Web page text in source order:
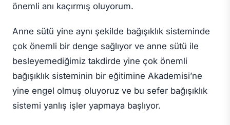
önemli anı kaçırmış oluyorum.
Anne sütü yine aynı şekilde bağışıklık sisteminde
çok önemli bir denge sağlıyor ve anne sütü ile
besleyemediğimiz takdirde yine çok önemli
bağışıklık sisteminin bir eğitimine Akademisi’ne
yine engel olmuş oluyoruz ve bu sefer bağışıklık
sistemi yanlış işler yapmaya başlıyor.